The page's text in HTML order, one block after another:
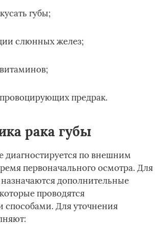
губы;
слюнных желез;
предрак.
рака губы
диагностируется по внешним
первоначального осмотра. Для
дополнительные
проводятся
способами. Для уточнения